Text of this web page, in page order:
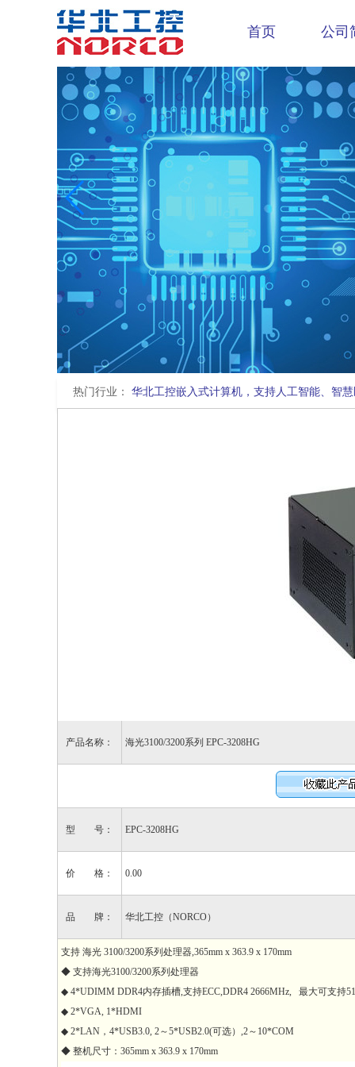
首页 公司
热门行业： 华北工控嵌入式计算机，支持人工智能、智
产品名称： 海光3100/3200系列 EPC-3208HG
型 号： EPC-3208HG
价 格： 0.00
品 牌： 华北工控（NORCO）
支持 海光 3100/3200系列处理器,365mm x 363.9 x 170mm
◆ 支持海光3100/3200系列处理器
◆ 4*UDIMM DDR4内存插槽,支持ECC,DDR4 2666MHz, 最大可支持
◆ 2*VGA, 1*HDMI
◆ 2*LAN，4*USB3.0, 2～5*USB2.0(可选）,2～10*COM
◆ 整机尺寸：365mm x 363.9 x 170mm